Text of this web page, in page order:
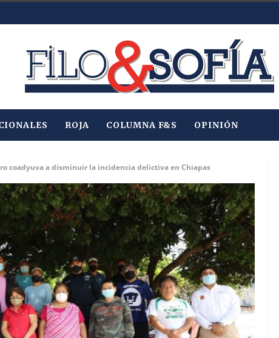
ROJA COLUMNA F&S OPINIÓN
coadyuva a disminuir la incidencia delictiva en Chiapas